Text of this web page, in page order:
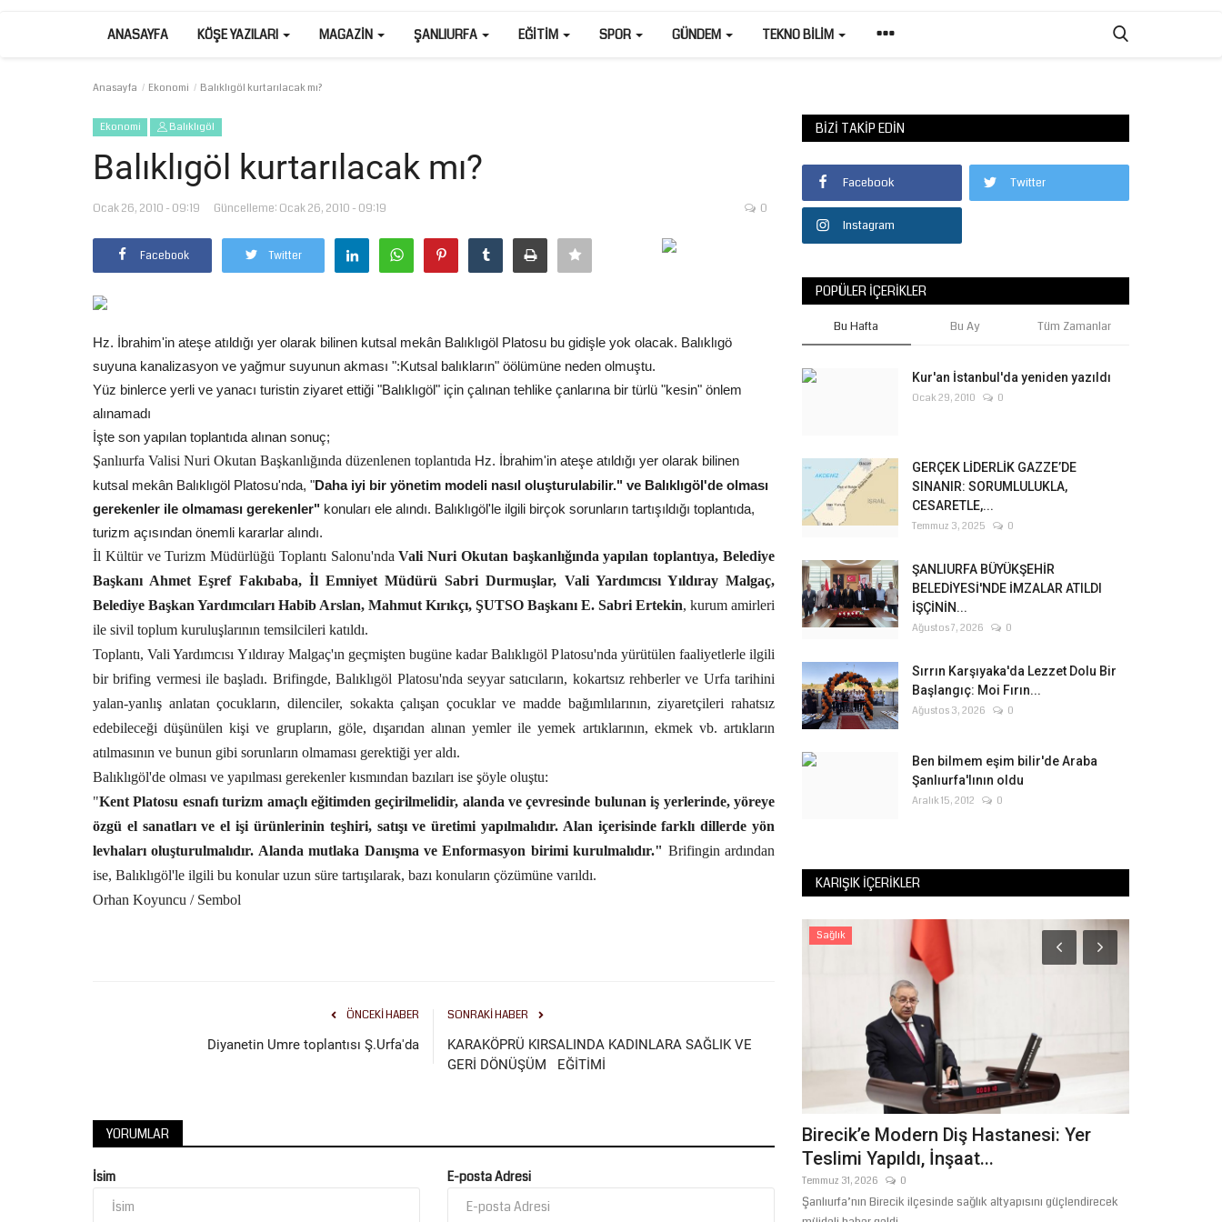
ANASAYFA KÖŞE YAZILARI MAGAZIN ŞANLIURFA EĞITIM SPOR GÜNDEM TEKNO BILIM
Anasayfa Ekonomi Balıklıgöl kurtarılacak mı?
Ekonomi Balıklıgöl
Balıklıgöl kurtarılacak mı?
Ocak 26, 2010 - 09:19 Güncelleme: Ocak 26, 2010 - 09:19 0
Facebook Twitter
Hz. İbrahim'in ateşe atıldığı yer olarak bilinen kutsal mekân Balıklıgöl Platosu bu gidişle yok olacak. Balıklıgö
suyuna kanalizasyon ve yağmur suyunun akması ":Kutsal balıkların" öölümüne neden olmuştu.
Yüz binlerce yerli ve yanacı turistin ziyaret ettiği "Balıklıgöl" için çalınan tehlike çanlarına bir türlü "kesin" önlem
alınamadı
İşte son yapılan toplantıda alınan sonuç;
Şanlıurfa Valisi Nuri Okutan Başkanlığında düzenlenen toplantıda Hz. İbrahim'in ateşe atıldığı yer olarak bilinen
kutsal mekân Balıklıgöl Platosu'nda, "Daha iyi bir yönetim modeli nasıl oluşturulabilir." ve Balıklıgöl'de olması
gerekenler ile olmaması gerekenler" konuları ele alındı. Balıklıgöl'le ilgili birçok sorunların tartışıldığı toplantıda,
turizm açısından önemli kararlar alındı.
İl Kültür ve Turizm Müdürlüğü Toplantı Salonu'nda Vali Nuri Okutan başkanlığında yapılan toplantıya, Belediye
Başkanı Ahmet Eşref Fakıbaba, İl Emniyet Müdürü Sabri Durmuşlar, Vali Yardımcısı Yıldıray Malgaç,
Belediye Başkan Yardımcıları Habib Arslan, Mahmut Kırıkçı, ŞUTSO Başkanı E. Sabri Ertekin, kurum amirleri
ile sivil toplum kuruluşlarının temsilcileri katıldı.
Toplantı, Vali Yardımcısı Yıldıray Malgaç'ın geçmişten bugüne kadar Balıklıgöl Platosu'nda yürütülen faaliyetlerle ilgili
bir brifing vermesi ile başladı. Brifingde, Balıklıgöl Platosu'nda seyyar satıcıların, kokartsız rehberler ve Urfa tarihini
yalan-yanlış anlatan çocukların, dilenciler, sokakta çalışan çocuklar ve madde bağımlılarının, ziyaretçileri rahatsız
edebileceği düşünülen kişi ve grupların, göle, dışarıdan alınan yemler ile yemek artıklarının, ekmek vb. artıkların
atılmasının ve bunun gibi sorunların olmaması gerektiği yer aldı.
Balıklıgöl'de olması ve yapılması gerekenler kısmından bazıları ise şöyle oluştu:
"Kent Platosu esnafı turizm amaçlı eğitimden geçirilmelidir, alanda ve çevresinde bulunan iş yerlerinde, yöreye
özgü el sanatları ve el işi ürünlerinin teşhiri, satışı ve üretimi yapılmalıdır. Alan içerisinde farklı dillerde yön
levhaları oluşturulmalıdır. Alanda mutlaka Danışma ve Enformasyon birimi kurulmalıdır." Brifingin ardından
ise, Balıklıgöl'le ilgili bu konular uzun süre tartışılarak, bazı konuların çözümüne varıldı.
Orhan Koyuncu / Sembol
ÖNCEKI HABER
Diyanetin Umre toplantısı Ş.Urfa'da
SONRAKI HABER
KARAKÖPRÜ KIRSALINDA KADINLARA SAĞLIK VE
GERİ DÖNÜŞÜM EĞİTİMİ
YORUMLAR
İsim E-posta Adresi
BIZI TAKIP EDIN
Facebook Twitter
Instagram
POPÜLER İÇERIKLER
Bu Hafta Bu Ay Tüm Zamanlar
Kur'an İstanbul'da yeniden yazıldı
Ocak 29, 2010 0
GERÇEK LİDERLİK GAZZE’DE
SINANIR: SORUMLULUKLA,
CESARETLE,...
Temmuz 3, 2025 0
ŞANLIURFA BÜYÜKŞEHİR
BELEDİYESİ'NDE İMZALAR ATILDI
İŞÇİNİN...
Ağustos 7, 2026 0
Sırrın Karşıyaka'da Lezzet Dolu Bir
Başlangıç: Moi Fırın...
Ağustos 3, 2026 0
Ben bilmem eşim bilir'de Araba
Şanlıurfa'lının oldu
Aralık 15, 2012 0
KARIŞIK İÇERIKLER
TOKİ'den Şanlıurfa dâhil 51 İlde Ev ve İş
Temmuz 24, 2026
Şanlıurfa Harran Üniversitesi Hastanesi Öğretim Üyesi Doç. Dr.
Sağlık
Birecik’e Modern Diş Hastanesi: Yer
Teslimi Yapıldı, İnşaat...
Temmuz 31, 2026 0
Şanlıurfa’nın Birecik ilçesinde sağlık altyapısını güçlendirecek